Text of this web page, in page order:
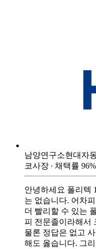
남양연구소현대자
코사장 ∙ 채택률 96%
안녕하세요 폴리텍
는 없습니다. 어차
더 빨리할 수 있는
피 전문졸이라해서
물론 정답은 없고
해도 옳습니다. 그